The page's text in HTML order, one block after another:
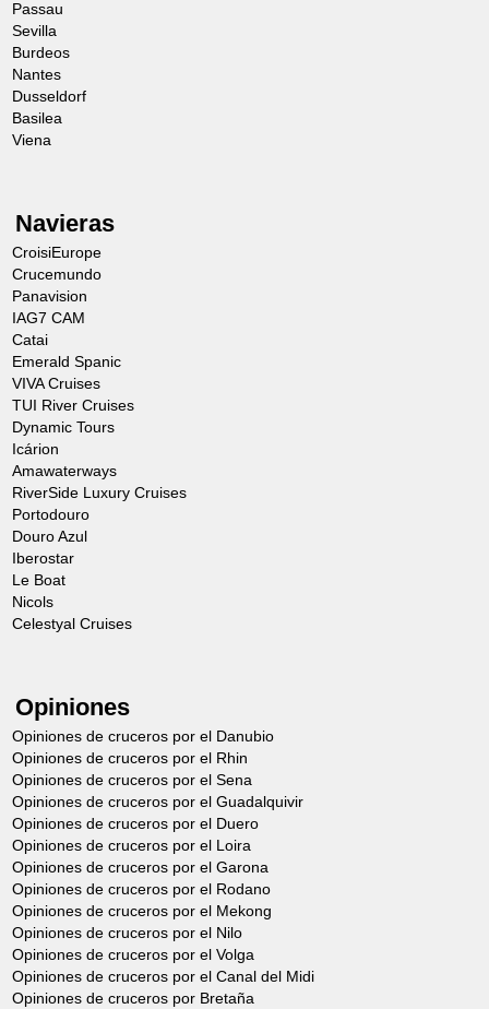
Passau
Sevilla
Burdeos
Nantes
Dusseldorf
Basilea
Viena
Navieras
CroisiEurope
Crucemundo
Panavision
IAG7 CAM
Catai
Emerald Spanic
VIVA Cruises
TUI River Cruises
Dynamic Tours
Icárion
Amawaterways
RiverSide Luxury Cruises
Portodouro
Douro Azul
Iberostar
Le Boat
Nicols
Celestyal Cruises
Opiniones
Opiniones de cruceros por el Danubio
Opiniones de cruceros por el Rhin
Opiniones de cruceros por el Sena
Opiniones de cruceros por el Guadalquivir
Opiniones de cruceros por el Duero
Opiniones de cruceros por el Loira
Opiniones de cruceros por el Garona
Opiniones de cruceros por el Rodano
Opiniones de cruceros por el Mekong
Opiniones de cruceros por el Nilo
Opiniones de cruceros por el Volga
Opiniones de cruceros por el Canal del Midi
Opiniones de cruceros por Bretaña